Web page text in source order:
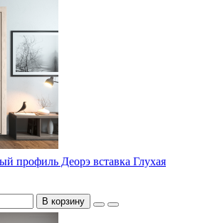
профиль Деорэ вставка Глухая
В корзину